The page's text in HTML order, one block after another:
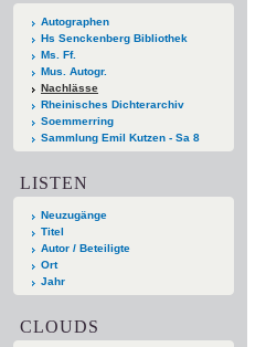
Autographen
Hs Senckenberg Bibliothek
Ms. Ff.
Mus. Autogr.
Nachlässe
Rheinisches Dichterarchiv
Soemmerring
Sammlung Emil Kutzen - Sa 8
LISTEN
Neuzugänge
Titel
Autor / Beteiligte
Ort
Jahr
CLOUDS